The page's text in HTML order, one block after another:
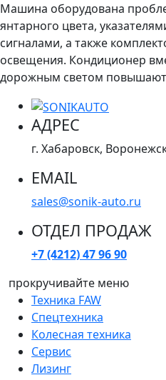
Машина оборудована
янтарного цвета,
сигналами, а также
освещения. Кондиционер
дорожным светом
АДРЕС
г. Хабаровск,
EMAIL
sales@sonik-auto.ru
ОТДЕЛ ПРОДАЖ
+7 (4212) 47 96 90
прокручивайте меню
Техника FAW
Спецтехника
Колесная техника
Сервис
Лизинг